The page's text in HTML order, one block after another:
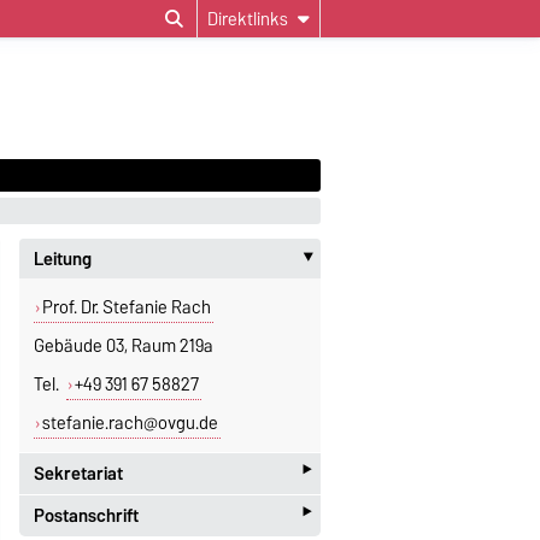
Direktlinks
Leitung ‣
Prof. Dr. Stefanie Rach
Gebäude 03, Raum 219a
Tel. +49 391 67 58827
stefanie.rach@ovgu.de
Sekretariat
‣
Jeannette Polte
Postanschrift ‣